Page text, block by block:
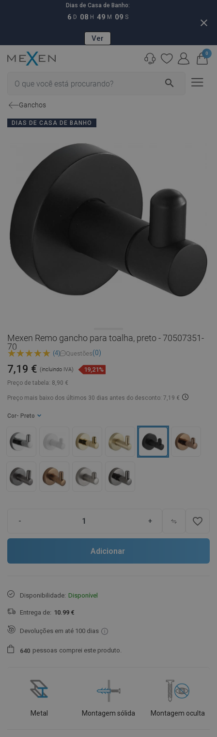
Dias de Casa de Banho:
6 D 08 H 49 M 08 S
Ver
close
search
0
Ganchos
DIAS DE CASA DE BANHO
Mexen Remo gancho para toalha, preto - 70507351-
70
(4) Questões(0)
Preço de tabela: 8,90 €
7,19 € (incluindo IVA) 19,21%
Preço mais baixo dos últimos 30 dias antes do desconto: 7,19 €
Cor - Preto
- + favorite_border
Adicionar
Disponibilidade: Disponível
Entrega de: 10.99 €
Devoluções em até 100 dias
640 pessoas comprei este produto.
Metal Montagem sólida Montagem oculta